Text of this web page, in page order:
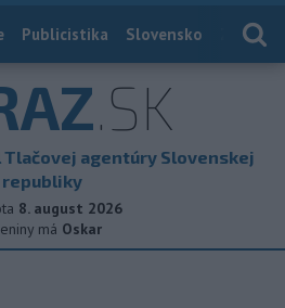
Publicistika Slovensko
.SK
agentúry Slovenskej
republiky
8. august 2026
má Oskar